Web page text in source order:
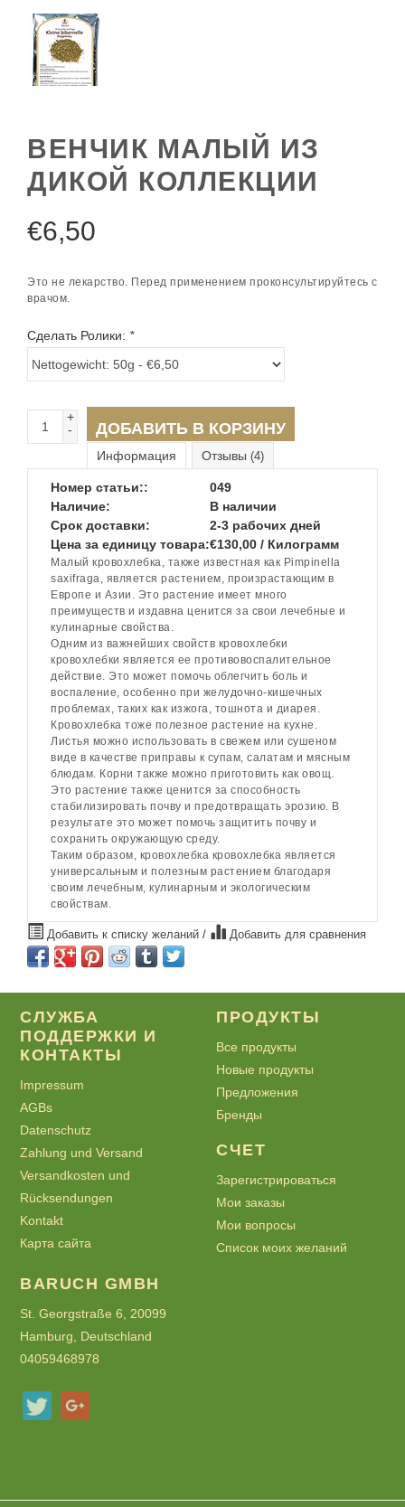
ВЕНЧИК МАЛЫЙ ИЗ
ДИКОЙ КОЛЛЕКЦИИ
€6,50
Это не лекарство. Перед применением проконсультируйтесь с
врачом.
Сделать Ролики: *
+
-
ДОБАВИТЬ В КОРЗИНУ
Информация Отзывы (4)
Номер статьи::
049
Наличие:
В наличии
Срок доставки:
2-3 рабочих дней
Цена за единицу товара:€130,00 / Килограмм
Малый кровохлебка, также известная как Pimpinella
saxifraga, является растением, произрастающим в
Европе и Азии. Это растение имеет много
преимуществ и издавна ценится за свои лечебные и
кулинарные свойства.
Одним из важнейших свойств кровохлебки
кровохлебки является ее противовоспалительное
действие. Это может помочь облегчить боль и
воспаление, особенно при желудочно-кишечных
проблемах, таких как изжога, тошнота и диарея.
Кровохлебка тоже полезное растение на кухне.
Листья можно использовать в свежем или сушеном
виде в качестве приправы к супам, салатам и мясным
блюдам. Корни также можно приготовить как овощ.
Это растение также ценится за способность
стабилизировать почву и предотвращать эрозию. В
результате это может помочь защитить почву и
сохранить окружающую среду.
Таким образом, кровохлебка кровохлебка является
универсальным и полезным растением благодаря
своим лечебным, кулинарным и экологическим
свойствам.
Добавить к списку желаний / Добавить для сравнения
СЛУЖБА
ПОДДЕРЖКИ И
КОНТАКТЫ
Impressum
AGBs
Datenschutz
Zahlung und Versand
Versandkosten und
Rücksendungen
Kontakt
Карта сайта
ПРОДУКТЫ
Все продукты
Новые продукты
Предложения
Бренды
СЧЕТ
Зарегистрироваться
Мои заказы
Мои вопросы
Список моих желаний
BARUCH GMBH
St. Georgstraße 6, 20099
Hamburg, Deutschland
04059468978